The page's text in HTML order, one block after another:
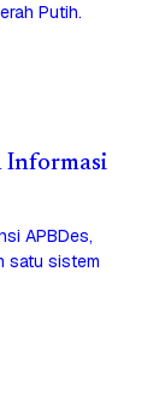
Putih.
Informasi
APBDes,
satu sistem